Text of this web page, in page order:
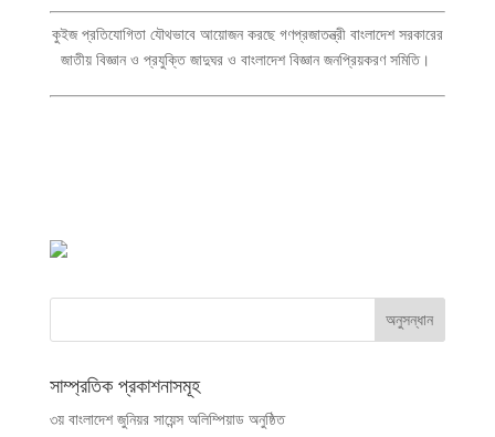
কুইজ প্রতিযোগিতা যৌথভাবে আয়োজন করছে গণপ্রজাতন্ত্রী বাংলাদেশ সরকারের
জাতীয় বিজ্ঞান ও প্রযুক্তি জাদুঘর ও বাংলাদেশ বিজ্ঞান জনপ্রিয়করণ সমিতি।
সাম্প্রতিক প্রকাশনাসমূহ
৩য় বাংলাদেশ জুনিয়র সায়েন্স অলিম্পিয়াড অনুষ্ঠিত